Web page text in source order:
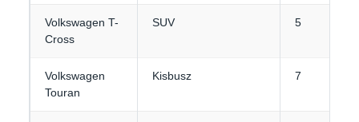
Volkswagen T-
Cross
SUV 5
Volkswagen
Touran
Kisbusz 7